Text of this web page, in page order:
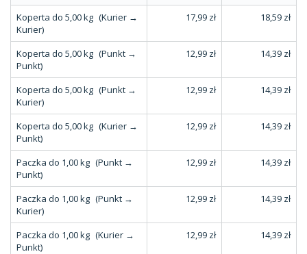
Koperta do 5,00 kg (Kurier →
Kurier)
17,99 zł 18,59 zł
Koperta do 5,00 kg (Punkt →
Punkt)
12,99 zł 14,39 zł
Koperta do 5,00 kg (Punkt →
Kurier)
12,99 zł 14,39 zł
Koperta do 5,00 kg (Kurier →
Punkt)
12,99 zł 14,39 zł
Paczka do 1,00 kg (Punkt →
Punkt)
12,99 zł 14,39 zł
Paczka do 1,00 kg (Punkt →
Kurier)
12,99 zł 14,39 zł
Paczka do 1,00 kg (Kurier →
Punkt)
12,99 zł 14,39 zł